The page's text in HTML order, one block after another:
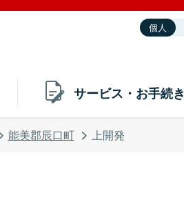
個人
サービス・お手続き
能美郡辰口町 上開発